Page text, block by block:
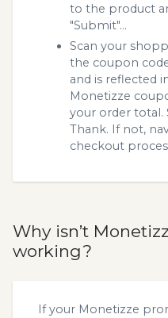
to the product
"Submit"...
Scan your
the coupon
and is reflected
Monetizze
your order total.
Thank. If not,
checkout
Why isn’t
working?
If your Monetizze